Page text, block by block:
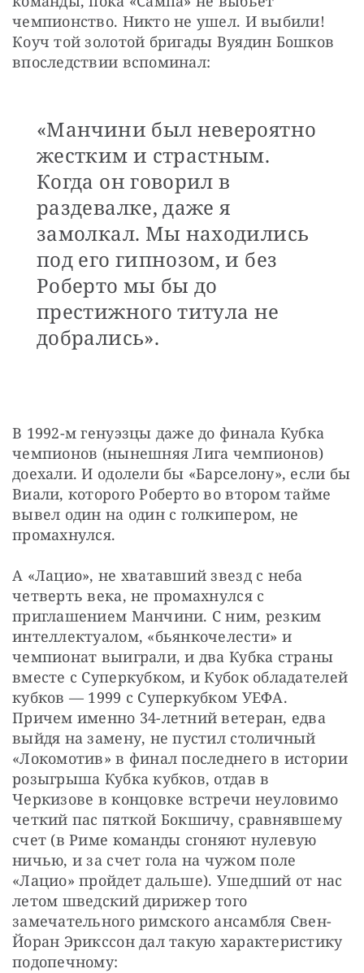
чемпионство. Никто не ушел. И выбили!
Коуч той золотой бригады Вуядин Бошков
впоследствии вспоминал:
«Манчини был невероятно
жестким и страстным.
Когда он говорил в
раздевалке, даже я
замолкал. Мы находились
под его гипнозом, и без
Роберто мы бы до
престижного титула не
добрались».
В 1992-м генуэзцы даже до финала Кубка
чемпионов (нынешняя Лига чемпионов)
доехали. И одолели бы «Барселону», если бы
Виали, которого Роберто во втором тайме
вывел один на один с голкипером, не
промахнулся.
А «Лацио», не хватавший звезд с неба
четверть века, не промахнулся с
приглашением Манчини. С ним, резким
интеллектуалом, «бьянкочелести» и
чемпионат выиграли, и два Кубка страны
вместе с Суперкубком, и Кубок обладателей
кубков — 1999 с Суперкубком УЕФА.
Причем именно 34-летний ветеран, едва
выйдя на замену, не пустил столичный
«Локомотив» в финал последнего в истории
розыгрыша Кубка кубков, отдав в
Черкизове в концовке встречи неуловимо
четкий пас пяткой Бокшичу, сравнявшему
счет (в Риме команды сгоняют нулевую
ничью, и за счет гола на чужом поле
«Лацио» пройдет дальше). Ушедший от нас
летом шведский дирижер того
замечательного римского ансамбля Свен-
Йоран Эрикссон дал такую характеристику
подопечному: